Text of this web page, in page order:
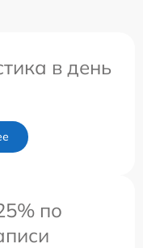
в день
по